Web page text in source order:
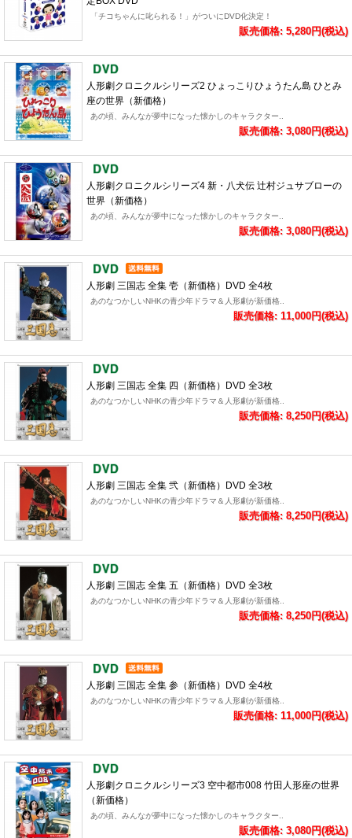
「チコちゃんに叱られる！」がついにDVD化決定！
販売価格: 5,280円(税込)
人形劇クロニクルシリーズ2 ひょっこりひょうたん島 ひとみ
座の世界（新価格）
あの頃、みんなが夢中になった懐かしのキャラクター..
販売価格: 3,080円(税込)
人形劇クロニクルシリーズ4 新・八犬伝 辻村ジュサブローの
世界（新価格）
あの頃、みんなが夢中になった懐かしのキャラクター..
販売価格: 3,080円(税込)
人形劇 三国志 全集 壱（新価格）DVD 全4枚
あのなつかしいNHKの青少年ドラマ＆人形劇が新価格..
販売価格: 11,000円(税込)
人形劇 三国志 全集 四（新価格）DVD 全3枚
あのなつかしいNHKの青少年ドラマ＆人形劇が新価格..
販売価格: 8,250円(税込)
人形劇 三国志 全集 弐（新価格）DVD 全3枚
あのなつかしいNHKの青少年ドラマ＆人形劇が新価格..
販売価格: 8,250円(税込)
人形劇 三国志 全集 五（新価格）DVD 全3枚
あのなつかしいNHKの青少年ドラマ＆人形劇が新価格..
販売価格: 8,250円(税込)
人形劇 三国志 全集 参（新価格）DVD 全4枚
あのなつかしいNHKの青少年ドラマ＆人形劇が新価格..
販売価格: 11,000円(税込)
人形劇クロニクルシリーズ3 空中都市008 竹田人形座の世界
（新価格）
あの頃、みんなが夢中になった懐かしのキャラクター..
販売価格: 3,080円(税込)